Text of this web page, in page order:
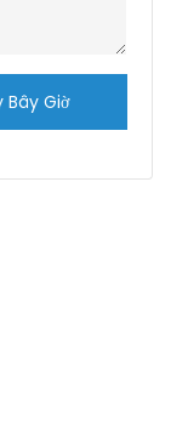
Bây Giờ